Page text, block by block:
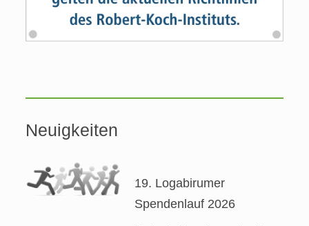
Neuigkeiten
19. Logabirumer
Spendenlauf 2026